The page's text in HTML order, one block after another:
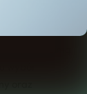
na